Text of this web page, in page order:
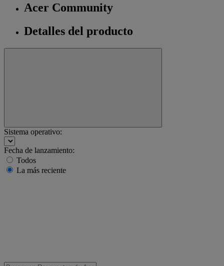
Acer Community
Detalles del producto
Sistema operativo:
Fecha de lanzamiento:
Todos
La más reciente